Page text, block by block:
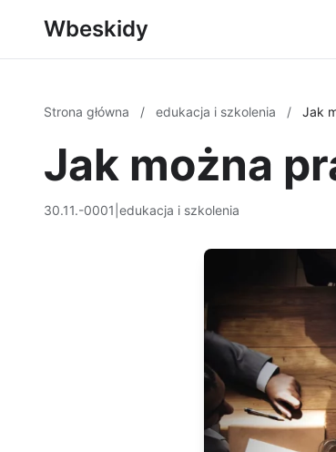
Wbeskidy
Strona główna / edukacja i szkolenia / Jak
Jak można
30.11.-0001 edukacja i szkolenia